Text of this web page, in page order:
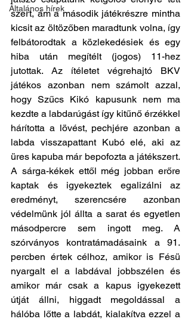
Általános hírek
szert, ám a második játékrészre mintha
kicsit az öltözőben maradtunk volna, így
felbátorodtak a közlekedésiek és egy
hiba után megítélt (jogos) 11-hez
jutottak. Az ítéletet végrehajtó BKV
játékos azonban nem számolt azzal,
hogy Szűcs Kikó kapusunk nem ma
kezdte a labdarúgást így kitűnő érzékkel
hárította a lövést, pechjére azonban a
labda visszapattant Kubó elé, aki az
üres kapuba már bepofozta a játékszert.
A sárga-kékek ettől még jobban erőre
kaptak és igyekeztek egalizálni az
eredményt, szerencsére azonban
védelmünk jól állta a sarat és egyetlen
másodpercre sem ingott meg. A
szórványos kontratámadásaink a 91.
percben értek célhoz, amikor is Fésü
nyargalt el a labdával jobbszélen és
amikor már csak a kapus igyekezett
útját állni, higgadt megoldással a
hálóba lőtte a labdát, kialakítva ezzel a